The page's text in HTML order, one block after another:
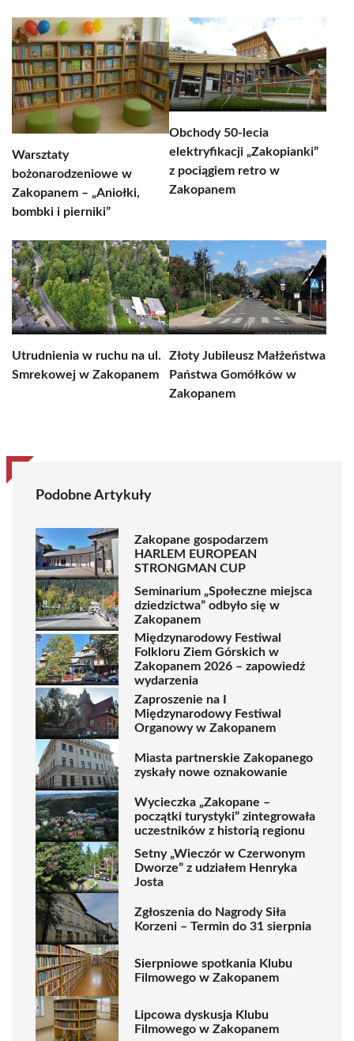
Warsztaty
bożonarodzeniowe w
Zakopanem – „Aniołki,
bombki i pierniki”
Obchody 50-lecia
elektryfikacji „Zakopianki”
z pociągiem retro w
Zakopanem
Utrudnienia w ruchu na ul.
Smrekowej w Zakopanem
Złoty Jubileusz Małżeństwa
Państwa Gomółków w
Zakopanem
Podobne Artykuły
Zakopane gospodarzem
HARLEM EUROPEAN
STRONGMAN CUP
Seminarium „Społeczne miejsca
dziedzictwa” odbyło się w
Zakopanem
Międzynarodowy Festiwal
Folkloru Ziem Górskich w
Zakopanem 2026 – zapowiedź
wydarzenia
Zaproszenie na I
Międzynarodowy Festiwal
Organowy w Zakopanem
Miasta partnerskie Zakopanego
zyskały nowe oznakowanie
Wycieczka „Zakopane –
początki turystyki” zintegrowała
uczestników z historią regionu
Setny „Wieczór w Czerwonym
Dworze” z udziałem Henryka
Josta
Zgłoszenia do Nagrody Siła
Korzeni – Termin do 31 sierpnia
Sierpniowe spotkania Klubu
Filmowego w Zakopanem
Lipcowa dyskusja Klubu
Filmowego w Zakopanem